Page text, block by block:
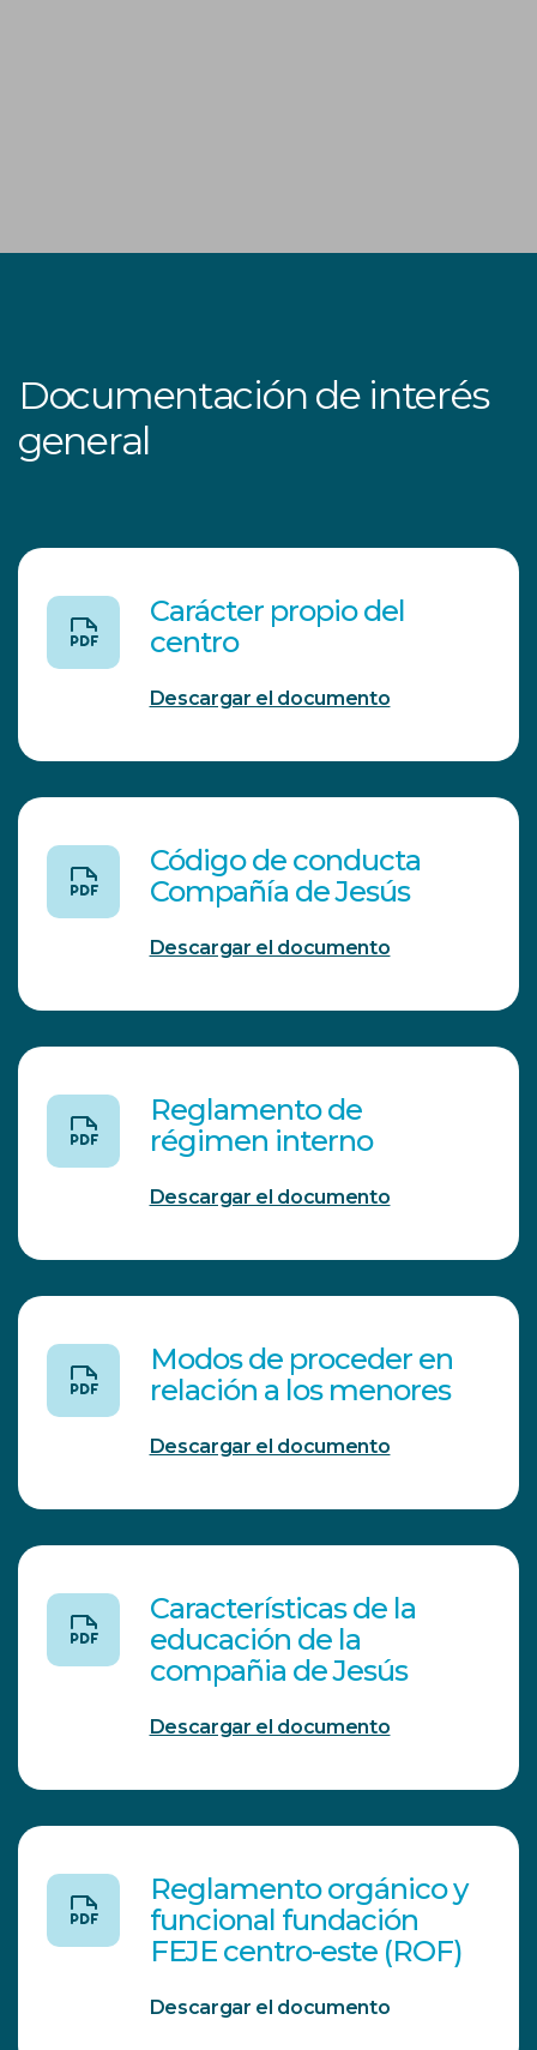
Documentación de interés
general
Carácter propio del
centro
Descargar el documento
Código de conducta
Compañía de Jesús
Descargar el documento
Reglamento de
régimen interno
Descargar el documento
Modos de proceder en
relación a los menores
Descargar el documento
Características de la
educación de la
compañia de Jesús
Descargar el documento
Reglamento orgánico y
funcional fundación
FEJE centro-este (ROF)
Descargar el documento